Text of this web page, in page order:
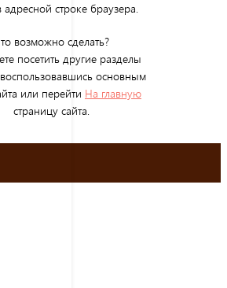
адресной строке браузера.
возможно сделать?
посетить другие разделы
воспользовавшись основным
или перейти На главную
страницу сайта.